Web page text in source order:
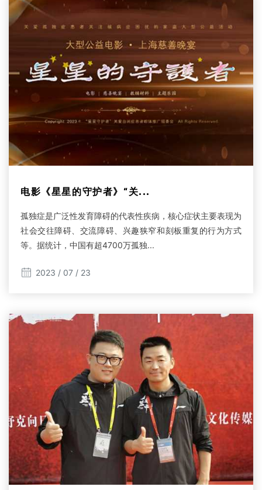
电影《星星的守护者》“关...
孤独症是广泛性发育障碍的代表性疾病，核心症状主要表现为
社会交往障碍、交流障碍、兴趣狭窄和刻板重复的行为方式
等。据统计，中国有超4700万孤独...
2023 / 07 / 23